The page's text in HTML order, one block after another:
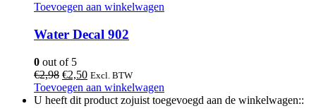
Toevoegen aan winkelwagen
Water Decal 902
0 out of 5
€2,98 Oorspronkelijke
prijs
was:
€2,50Huidige
prijs
is:
Excl. BTW
Toevoegen aan winkelwagen
U heeft dit product zojuist toegevoegd aan de winkelwagen::